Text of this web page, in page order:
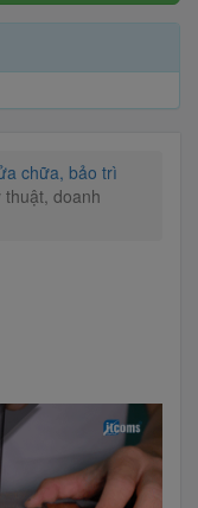
chữa, bảo trì
doanh